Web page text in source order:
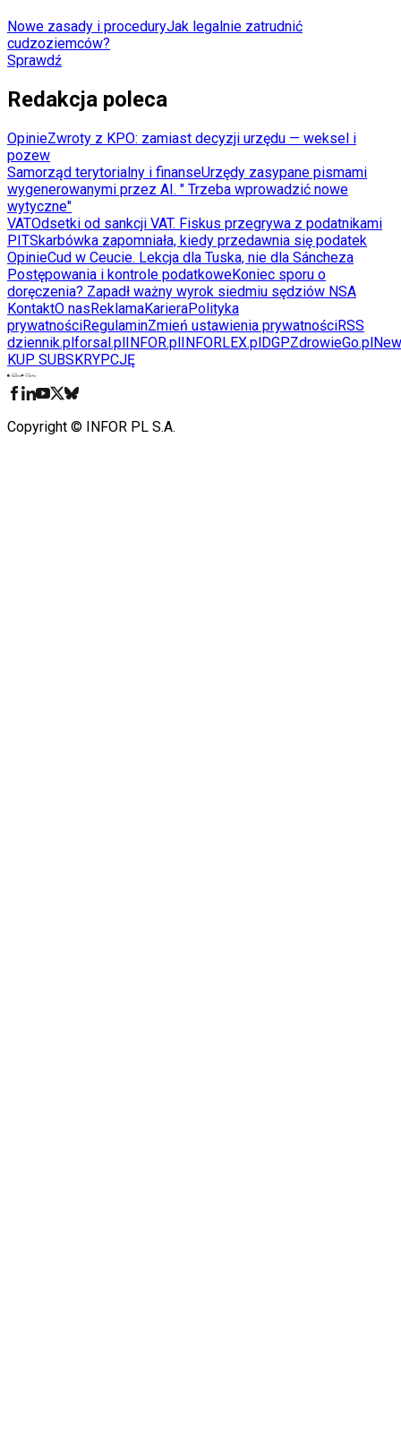
Nowe zasady i proceduryJak legalnie zatrudnić
cudzoziemców?
Sprawdź
Redakcja poleca
OpinieZwroty z KPO: zamiast decyzji urzędu — weksel i
pozew
Samorząd terytorialny i finanseUrzędy zasypane pismami
wygenerowanymi przez AI. " Trzeba wprowadzić nowe
wytyczne"
VATOdsetki od sankcji VAT. Fiskus przegrywa z podatnikami
PITSkarbówka zapomniała, kiedy przedawnia się podatek
OpinieCud w Ceucie. Lekcja dla Tuska, nie dla Sáncheza
Postępowania i kontrole podatkoweKoniec sporu o
doręczenia? Zapadł ważny wyrok siedmiu sędziów NSA
KontaktO nasReklamaKarieraPolityka
prywatnościRegulaminZmień ustawienia prywatnościRSS
dziennik.plforsal.plINFOR.plINFORLEX.plDGPZdrowieGo.pl
KUP SUBSKRYPCJĘ
Copyright © INFOR PL S.A.